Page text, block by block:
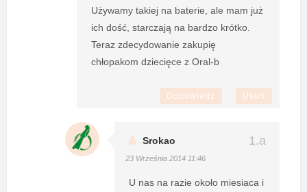
Używamy takiej na baterie, ale mam już
ich dość, starczają na bardzo krótko.
Teraz zdecydowanie zakupię
chłopakom dziecięce z Oral-b
Odpowiedz Usuń
Srokao
23 Września 2014 11:46
U nas na razie około miesiaca i